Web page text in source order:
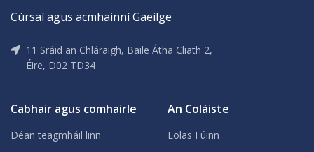
Cúrsaí agus acmhainní Gaeilge
11 Sráid an Chláraigh, Baile Átha Cliath 2,
Éire, D02 TD34
Cabhair agus comhairle
Déan teagmháil linn
An Coláiste
Eolas Fúinn